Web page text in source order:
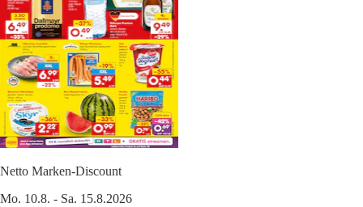
Netto Marken-Discount
Mo. 10.8. - Sa. 15.8.2026